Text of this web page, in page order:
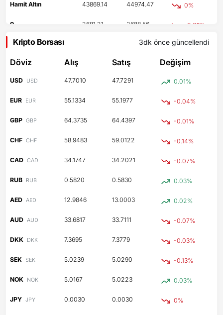
Hamit Altın 43869.14 44974.47 0%
0 2681.21 2688.56 -0.01%
0 2103.89 -1.07%
Kripto Borsası 3dk önce güncellendi
Döviz Alış Satış Değişim
USD USD 47.7010 47.7291 0.01%
EUR EUR 55.1334 55.1977 -0.04%
GBP GBP 64.3735 64.4397 -0.01%
CHF CHF 58.9483 59.0122 -0.14%
CAD CAD 34.1747 34.2021 -0.07%
RUB RUB 0.5820 0.5830 0.03%
AED AED 12.9846 13.0003 0.02%
AUD AUD 33.6817 33.7111 -0.07%
DKK DKK 7.3695 7.3779 -0.03%
SEK SEK 5.0239 5.0290 -0.13%
NOK NOK 5.0167 5.0223 0.03%
JPY JPY 0.0030 0.0030 0%